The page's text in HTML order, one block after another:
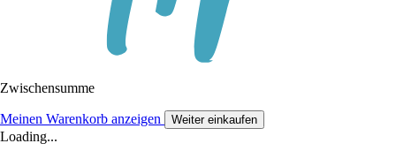
Zwischensumme
Meinen Warenkorb anzeigen Weiter einkaufen
Loading...